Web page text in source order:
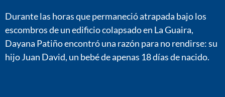
Durante las horas que permaneció atrapada bajo los
escombros de un edificio colapsado en La Guaira,
Dayana Patiño encontró una razón para no rendirse: su
hijo Juan David, un bebé de apenas 18 días de nacido.